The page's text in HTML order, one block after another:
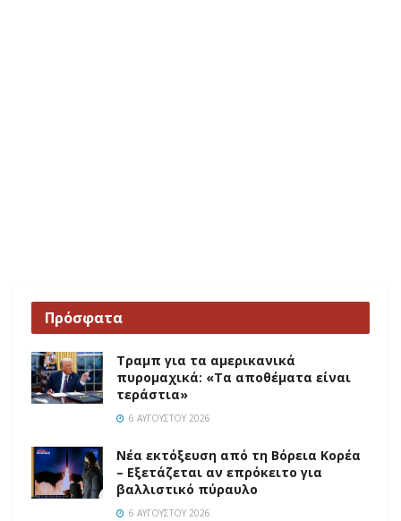
Πρόσφατα
Τραμπ για τα αμερικανικά
πυρομαχικά: «Τα αποθέματα είναι
τεράστια»
6 ΑΥΓΟΎΣΤΟΥ 2026
Νέα εκτόξευση από τη Βόρεια Κορέα
– Εξετάζεται αν επρόκειτο για
βαλλιστικό πύραυλο
6 ΑΥΓΟΎΣΤΟΥ 2026